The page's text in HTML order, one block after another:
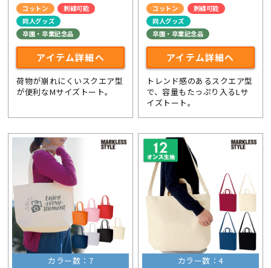
コットン
刺繍可能
同人グッズ
卒園・卒業記念品
アイテム詳細へ
荷物が崩れにくいスクエア型
が便利なMサイズトート。
コットン
刺繍可能
同人グッズ
卒園・卒業記念品
アイテム詳細へ
トレンド感のあるスクエア型
で、容量もたっぷり入るLサ
イズトート。
カラー数：7 カラー数：4